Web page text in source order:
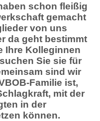
schon fleißig
gemacht
von uns
da geht bestimmt
Ihre Kolleginnen
Sie sie für
sind wir
Familie ist,
mit der
in der
können.